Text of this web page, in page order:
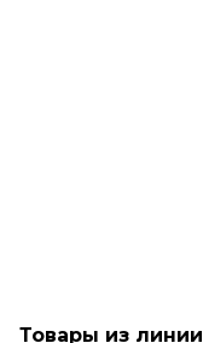
Товары из линии